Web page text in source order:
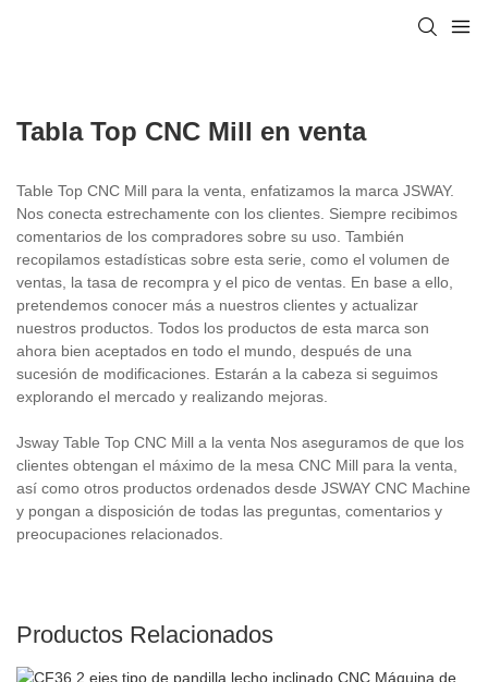
Tabla Top CNC Mill en venta
Table Top CNC Mill para la venta, enfatizamos la marca JSWAY.
Nos conecta estrechamente con los clientes. Siempre recibimos
comentarios de los compradores sobre su uso. También
recopilamos estadísticas sobre esta serie, como el volumen de
ventas, la tasa de recompra y el pico de ventas. En base a ello,
pretendemos conocer más a nuestros clientes y actualizar
nuestros productos. Todos los productos de esta marca son
ahora bien aceptados en todo el mundo, después de una
sucesión de modificaciones. Estarán a la cabeza si seguimos
explorando el mercado y realizando mejoras.
Jsway Table Top CNC Mill a la venta Nos aseguramos de que los
clientes obtengan el máximo de la mesa CNC Mill para la venta,
así como otros productos ordenados desde JSWAY CNC Machine
y pongan a disposición de todas las preguntas, comentarios y
preocupaciones relacionados.
Productos Relacionados